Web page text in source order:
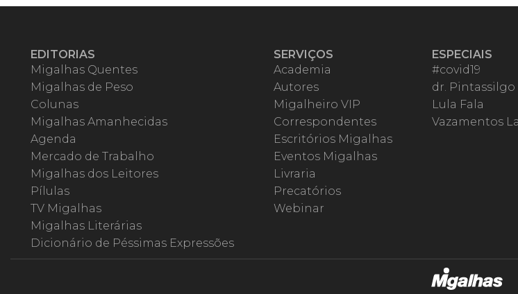
EDITORIAS
Migalhas Quentes
Migalhas de Peso
Colunas
Migalhas Amanhecidas
Agenda
Mercado de Trabalho
Migalhas dos Leitores
Pílulas
TV Migalhas
Migalhas Literárias
Dicionário de Péssimas Expressões
SERVIÇOS
Academia
Autores
Migalheiro VIP
Correspondentes
Escritórios Migalhas
Eventos Migalhas
Livraria
Precatórios
Webinar
ESPECIAIS
#covid19
dr. Pintassilgo
Lula Fala
Vazamentos